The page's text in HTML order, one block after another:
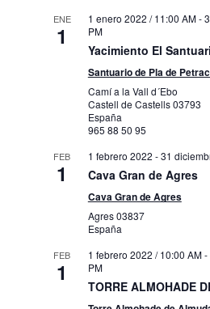
ENE
1
1 enero 2022 / 11:00 AM-
PM
Yacimiento El
Santuario de Pla de
Camí a la Vall d´Ebo
Castell de Castells03793
España
965 88 50 95
FEB
1
1 febrero 2022 -31
Cava Gran de Agres
Cava Gran de Agres
Agres03837
España
FEB
1
1 febrero 2022 / 10:00 AM-
PM
TORRE ALMOHADE